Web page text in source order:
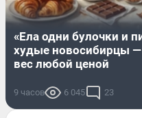
«Ела одни булочки и
худые новосибирцы —
вес любой ценой
9 часов 6 045 23